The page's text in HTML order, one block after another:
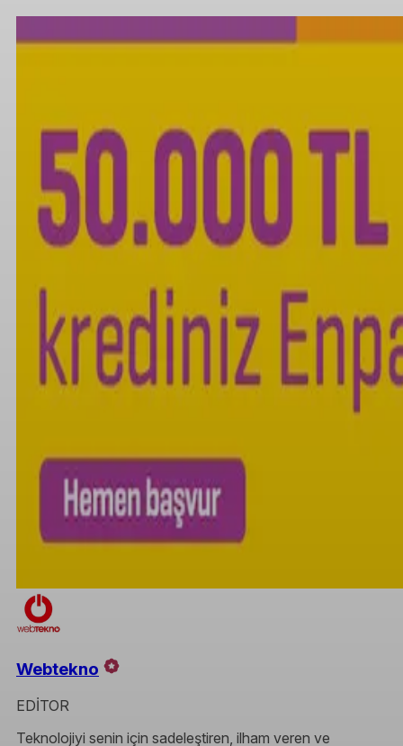
Webtekno
EDİTOR
Teknolojiyi senin için sadeleştiren, ilham veren ve